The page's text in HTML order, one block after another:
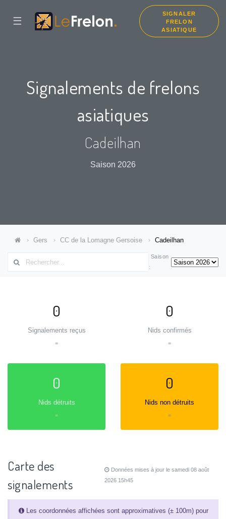
☰
SIGNALER
FRELON
ASIATIQUE
Signalements de frelons
asiatiques
Cadeilhan
Saison 2026
Gers CC de la Lomagne Gersoise Cadeilhan
Saison
:
0
Signalements reçus
=
0
Nids confirmés
=
0
Nids détruits
=
0
Nids non détruits
=
Carte des
signalements
Données mises à jour le samedi 08 août
2026 15h45
Les coordonnées affichées sont approximatives (± 100m) pour